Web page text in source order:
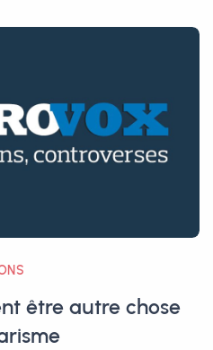
être autre chose